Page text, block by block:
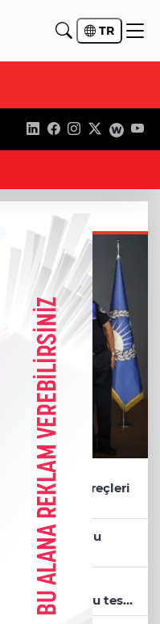
TR
aday
ve Paris süreçleri
bin 842 çocuğu
gençlere
bu testi